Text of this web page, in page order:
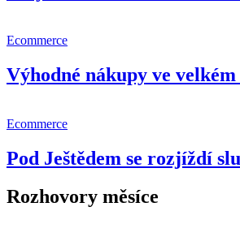
Ecommerce
Výhodné nákupy ve
Ecommerce
Pod Ještědem se rozjíždí
Rozhovory měsíce